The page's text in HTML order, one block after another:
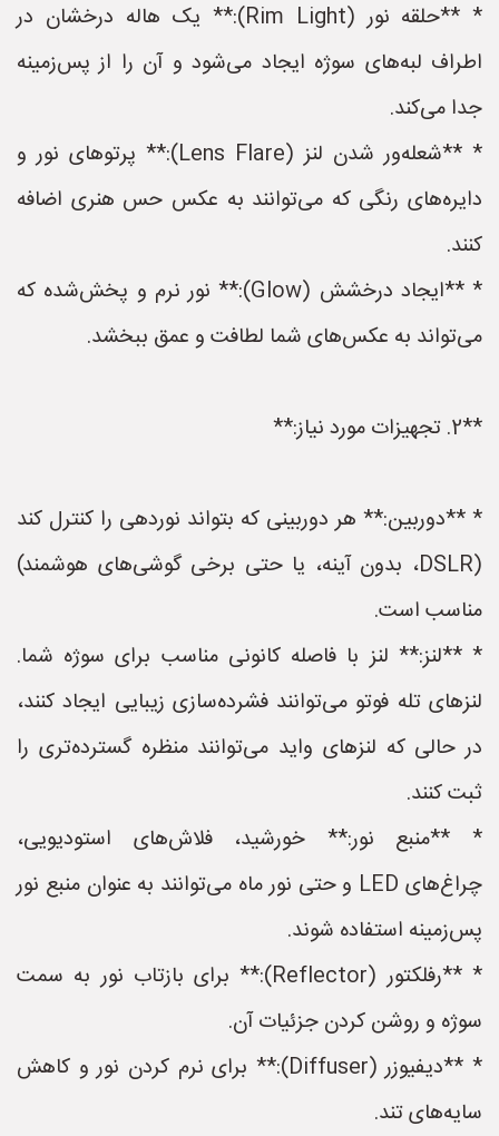
* **حلقه نور (Rim Light):** یک هاله درخشان در
اطراف لبه‌های سوژه ایجاد می‌شود و آن را از پس‌زمینه
جدا می‌کند.
* **شعله‌ور شدن لنز (Lens Flare):** پرتوهای نور و
دایره‌های رنگی که می‌توانند به عکس حس هنری اضافه
کنند.
* **ایجاد درخشش (Glow):** نور نرم و پخش‌شده که
می‌تواند به عکس‌های شما لطافت و عمق ببخشد.
**2. تجهیزات مورد نیاز:**
* **دوربین:** هر دوربینی که بتواند نوردهی را کنترل کند
(DSLR، بدون آینه، یا حتی برخی گوشی‌های هوشمند)
مناسب است.
* **لنز:** لنز با فاصله کانونی مناسب برای سوژه شما.
لنزهای تله فوتو می‌توانند فشرده‌سازی زیبایی ایجاد کنند،
در حالی که لنزهای واید می‌توانند منظره گسترده‌تری را
ثبت کنند.
* **منبع نور:** خورشید، فلاش‌های استودیویی،
چراغ‌های LED و حتی نور ماه می‌توانند به عنوان منبع نور
پس‌زمینه استفاده شوند.
* **رفلکتور (Reflector):** برای بازتاب نور به سمت
سوژه و روشن کردن جزئیات آن.
* **دیفیوزر (Diffuser):** برای نرم کردن نور و کاهش
سایه‌های تند.